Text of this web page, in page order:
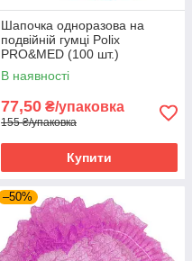
Шапочка одноразова на
подвійній гумці Polix
PRO&MED (100 шт.)
Спанбонд Синя
В наявності
77,50 ₴/упаковка
155 ₴/упаковка
Купити
–50%